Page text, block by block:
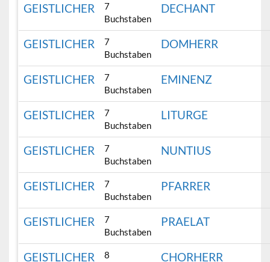
GEISTLICHER
7
Buchstaben
DECHANT
GEISTLICHER
7
Buchstaben
DOMHERR
GEISTLICHER
7
Buchstaben
EMINENZ
GEISTLICHER
7
Buchstaben
LITURGE
GEISTLICHER
7
Buchstaben
NUNTIUS
GEISTLICHER
7
Buchstaben
PFARRER
GEISTLICHER
7
Buchstaben
PRAELAT
GEISTLICHER
8
CHORHERR